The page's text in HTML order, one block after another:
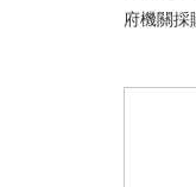
府機關採